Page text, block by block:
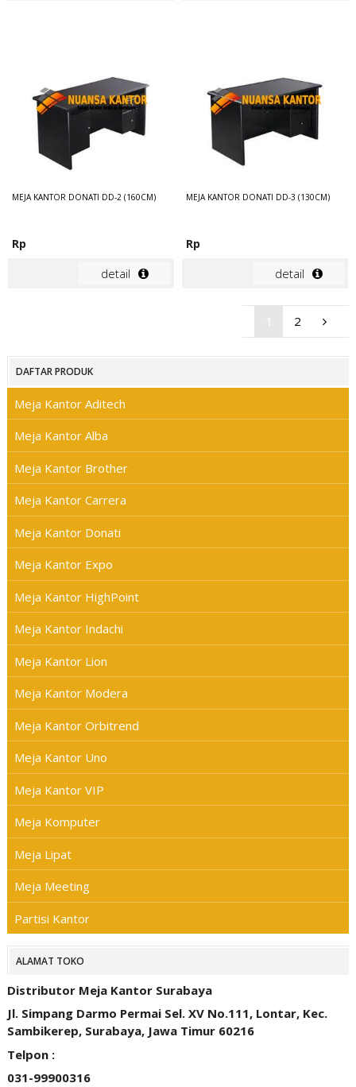
MEJA KANTOR DONATI DD-2 (160CM)
Rp
detail
MEJA KANTOR DONATI DD-3 (130CM)
Rp
detail
2
DAFTAR PRODUK
Meja Kantor Aditech
Meja Kantor Alba
Meja Kantor Brother
Meja Kantor Carrera
Meja Kantor Donati
Meja Kantor Expo
Meja Kantor HighPoint
Meja Kantor Indachi
Meja Kantor Lion
Meja Kantor Modera
Meja Kantor Orbitrend
Meja Kantor Uno
Meja Kantor VIP
Meja Komputer
Meja Lipat
Meja Meeting
Partisi Kantor
ALAMAT TOKO
Distributor Meja Kantor Surabaya
Jl. Simpang Darmo Permai Sel. XV No.111, Lontar, Kec.
Sambikerep, Surabaya, Jawa Timur 60216
Telpon :
031-99900316